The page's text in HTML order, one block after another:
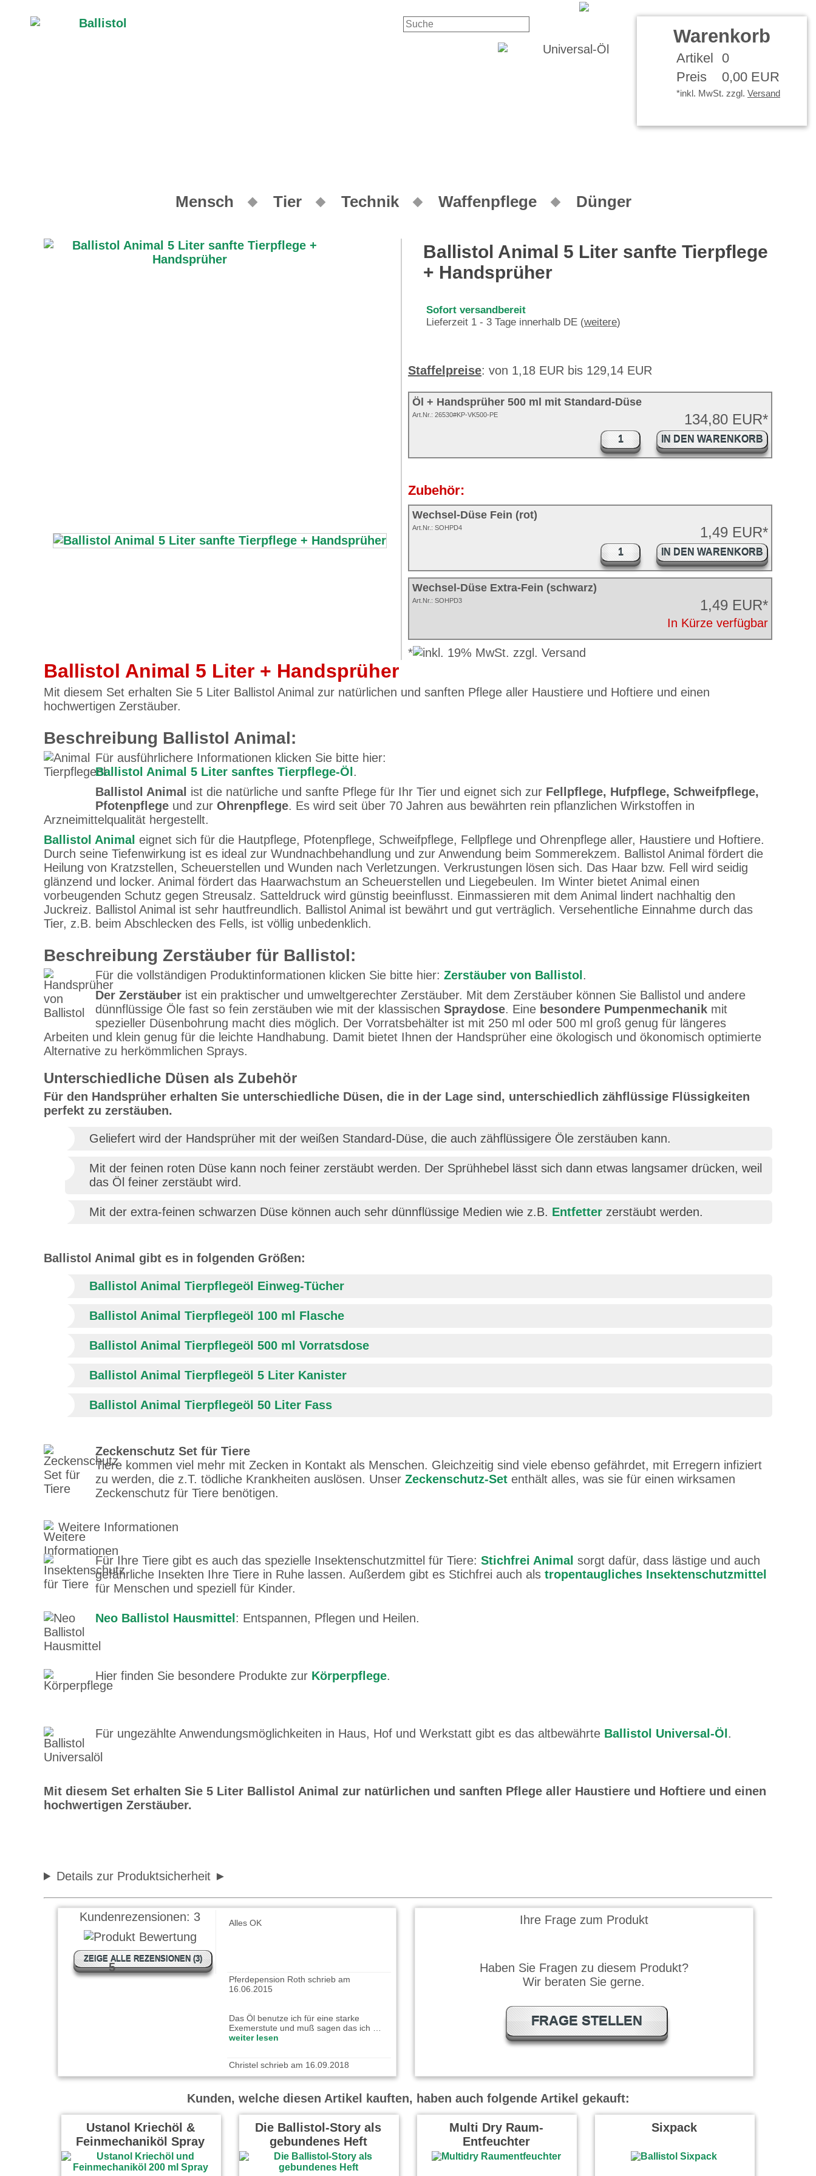
Warenkorb
Artikel
0
Preis
0,00 EUR
*inkl. MwSt. zzgl. Versand
Mensch Tier Technik Waffenpflege Dünger
Ballistol Animal 5 Liter sanfte Tierpflege
+ Handsprüher
Sofort versandbereit
Lieferzeit 1 - 3 Tage innerhalb DE (weitere)
Staffelpreise: von 1,18 EUR bis 129,14 EUR
Öl + Handsprüher 500 ml mit Standard-Düse
134,80 EUR*
Art.Nr.: 26530#KP-VK500-PE
IN DEN WARENKORB
Zubehör:
Wechsel-Düse Fein (rot)
1,49 EUR*
Art.Nr.: SOHPD4
IN DEN WARENKORB
Wechsel-Düse Extra-Fein (schwarz)
1,49 EUR*
Art.Nr.: SOHPD3
In Kürze verfügbar
*
Ballistol Animal 5 Liter + Handsprüher
Mit diesem Set erhalten Sie 5 Liter Ballistol Animal zur natürlichen und sanften Pflege aller Haustiere und Hoftiere und einen
hochwertigen Zerstäuber.
Beschreibung Ballistol Animal:
Für ausführlichere Informationen klicken Sie bitte hier:
Ballistol Animal 5 Liter sanftes Tierpflege-Öl .
Ballistol Animal ist die natürliche und sanfte Pflege für Ihr Tier und eignet sich zur Fellpflege, Hufpflege, Schweifpflege,
Pfotenpflege und zur Ohrenpflege. Es wird seit über 70 Jahren aus bewährten rein pflanzlichen Wirkstoffen in
Arzneimittelqualität hergestellt.
Ballistol Animal eignet sich für die Hautpflege, Pfotenpflege, Schweifpflege, Fellpflege und Ohrenpflege aller, Haustiere und Hoftiere.
Durch seine Tiefenwirkung ist es ideal zur Wundnachbehandlung und zur Anwendung beim Sommerekzem. Ballistol Animal fördert die
Heilung von Kratzstellen, Scheuerstellen und Wunden nach Verletzungen. Verkrustungen lösen sich. Das Haar bzw. Fell wird seidig
glänzend und locker. Animal fördert das Haarwachstum an Scheuerstellen und Liegebeulen. Im Winter bietet Animal einen
vorbeugenden Schutz gegen Streusalz. Satteldruck wird günstig beeinflusst. Einmassieren mit dem Animal lindert nachhaltig den
Juckreiz. Ballistol Animal ist sehr hautfreundlich. Ballistol Animal ist bewährt und gut verträglich. Versehentliche Einnahme durch das
Tier, z.B. beim Abschlecken des Fells, ist völlig unbedenklich.
Beschreibung Zerstäuber für Ballistol:
Für die vollständigen Produktinformationen klicken Sie bitte hier: Zerstäuber von Ballistol .
Der Zerstäuber ist ein praktischer und umweltgerechter Zerstäuber. Mit dem Zerstäuber können Sie Ballistol und andere
dünnflüssige Öle fast so fein zerstäuben wie mit der klassischen Spraydose. Eine besondere Pumpenmechanik mit
spezieller Düsenbohrung macht dies möglich. Der Vorratsbehälter ist mit 250 ml oder 500 ml groß genug für längeres
Arbeiten und klein genug für die leichte Handhabung. Damit bietet Ihnen der Handsprüher eine ökologisch und ökonomisch optimierte
Alternative zu herkömmlichen Sprays.
Unterschiedliche Düsen als Zubehör
Für den Handsprüher erhalten Sie unterschiedliche Düsen, die in der Lage sind, unterschiedlich zähflüssige Flüssigkeiten
perfekt zu zerstäuben.
Geliefert wird der Handsprüher mit der weißen Standard-Düse, die auch zähflüssigere Öle zerstäuben kann.
Mit der feinen roten Düse kann noch feiner zerstäubt werden. Der Sprühhebel lässt sich dann etwas langsamer drücken, weil
das Öl feiner zerstäubt wird.
Mit der extra-feinen schwarzen Düse können auch sehr dünnflüssige Medien wie z.B. Entfetter zerstäubt werden.
Ballistol Animal gibt es in folgenden Größen:
Ballistol Animal Tierpflegeöl Einweg-Tücher
Ballistol Animal Tierpflegeöl 100 ml Flasche
Ballistol Animal Tierpflegeöl 500 ml Vorratsdose
Ballistol Animal Tierpflegeöl 5 Liter Kanister
Ballistol Animal Tierpflegeöl 50 Liter Fass
Zeckenschutz Set für Tiere
Tiere kommen viel mehr mit Zecken in Kontakt als Menschen. Gleichzeitig sind viele ebenso gefährdet, mit Erregern infiziert
zu werden, die z.T. tödliche Krankheiten auslösen. Unser Zeckenschutz-Set enthält alles, was sie für einen wirksamen
Zeckenschutz für Tiere benötigen.
Weitere Informationen
Für Ihre Tiere gibt es auch das spezielle Insektenschutzmittel für Tiere: Stichfrei Animal sorgt dafür, dass lästige und auch
gefährliche Insekten Ihre Tiere in Ruhe lassen. Außerdem gibt es Stichfrei auch als tropentaugliches Insektenschutzmittel
für Menschen und speziell für Kinder.
Neo Ballistol Hausmittel : Entspannen, Pflegen und Heilen.
Hier finden Sie besondere Produkte zur Körperpflege.
Für ungezählte Anwendungsmöglichkeiten in Haus, Hof und Werkstatt gibt es das altbewährte Ballistol Universal-Öl .
Mit diesem Set erhalten Sie 5 Liter Ballistol Animal zur natürlichen und sanften Pflege aller Haustiere und Hoftiere und einen
hochwertigen Zerstäuber.
Details zur Produktsicherheit
Kundenrezensionen: 3
5
ZEIGE ALLE REZENSIONEN (3)
Christel schrieb am 16.09.2018
weiter lesen
Ihre Frage zum Produkt
Haben Sie Fragen zu diesem Produkt?
Wir beraten Sie gerne.
FRAGE STELLEN
Kunden, welche diesen Artikel kauften, haben auch folgende Artikel gekauft:
Ustanol Kriechöl &
Feinmechaniköl Spray
Die Ballistol-Story als
gebundenes Heft
Multi Dry Raum-
Entfeuchter
Sixpack